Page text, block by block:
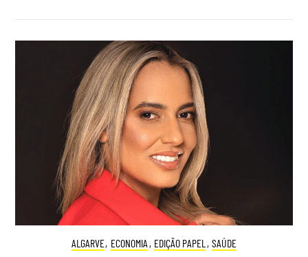
ALGARVE, ECONOMIA , EDIÇÃO PAPEL , SAÚDE